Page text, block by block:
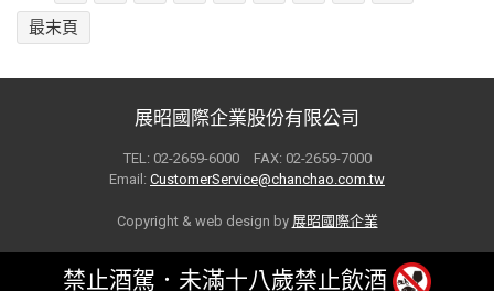
最末頁
展昭國際企業股份有限公司
TEL: 02-2659-6000 FAX: 02-2659-7000
Email: CustomerService@chanchao.com.tw
Copyright & web design by 展昭國際企業
禁止酒駕．未滿十八歲禁止飲酒